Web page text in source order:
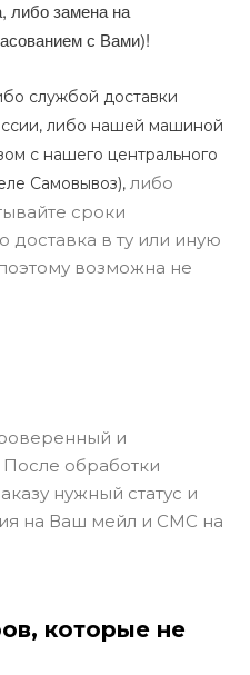
либо замена на
с Вами)!
службой доставки
либо нашей машиной
с нашего центрального
Самовывоз), либо
сроки
доставка в ту или иную
возможна не
и
После обработки
нужный статус и
на Ваш мейл и СМС на
которые не